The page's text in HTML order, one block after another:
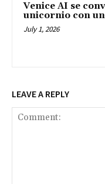
Venice AI se
unicornio con
July 1, 2026
LEAVE A REPLY